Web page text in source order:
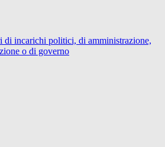
di incarichi politici, di amministrazione,
o di governo